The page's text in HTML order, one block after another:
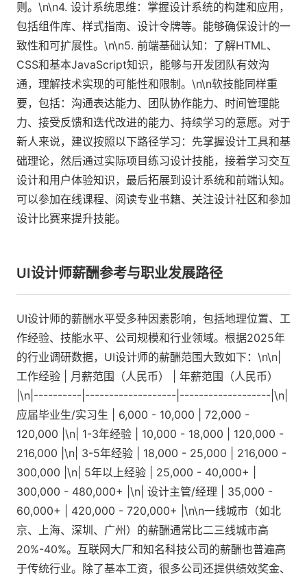
则。\n\n4. 设计系统思维：掌握设计系统的构建和应用，
包括组件库、样式指南、设计令牌等。能够确保设计的一
致性和可扩展性。\n\n5. 前端基础认知：了解HTML、
CSS和基本JavaScript知识，能够与开发团队有效沟
通，理解技术实现的可能性和限制。\n\n软技能同样重
要，包括：沟通表达能力、团队协作能力、时间管理能
力、接受反馈和迭代改进的能力、持续学习的意愿。对于
新人来说，建议按照以下路径学习：先掌握设计工具和基
础理论，然后通过实际项目练习设计技能，接着学习交互
设计和用户体验知识，最后拓展到设计系统和前端认知。
可以参加在线课程、阅读专业书籍、关注设计社区和参加
设计比赛来提升技能。
UI设计师薪酬参考与职业发展路径
UI设计师的薪酬水平受多种因素影响，包括地理位置、工
作经验、技能水平、公司规模和行业领域。根据2025年
的行业调研数据，UI设计师的薪酬范围大致如下：\n\n|
工作经验 | 月薪范围（人民币） | 年薪范围（人民币）
|\n|----------|-------------------|-------------------|\n|
应届毕业生/实习生 | 6,000 - 10,000 | 72,000 -
120,000 |\n| 1-3年经验 | 10,000 - 18,000 | 120,000 -
216,000 |\n| 3-5年经验 | 18,000 - 25,000 | 216,000 -
300,000 |\n| 5年以上经验 | 25,000 - 40,000+ |
300,000 - 480,000+ |\n| 设计主管/经理 | 35,000 -
60,000+ | 420,000 - 720,000+ |\n\n一线城市（如北
京、上海、深圳、广州）的薪酬通常比二三线城市高
20%-40%。互联网大厂和知名科技公司的薪酬也普遍高
于传统行业。除了基本工资，很多公司还提供绩效奖金、